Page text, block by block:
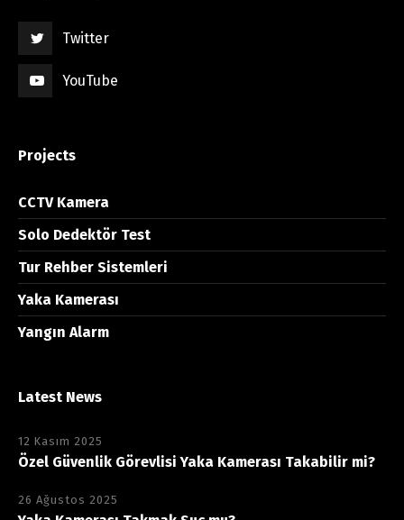
Twitter
YouTube
Projects
CCTV Kamera
Solo Dedektör Test
Tur Rehber Sistemleri
Yaka Kamerası
Yangın Alarm
Latest News
12 Kasım 2025
Özel Güvenlik Görevlisi Yaka Kamerası Takabilir mi?
26 Ağustos 2025